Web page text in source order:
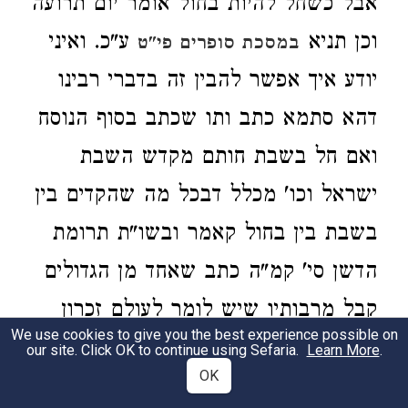
וכן תניא במסכת סופרים פי"ט ע"כ. ואיני
יודע איך אפשר להבין זה בדברי רבינו
דהא סתמא כתב ותו שכתב בסוף הנוסח
ואם חל בשבת חותם מקדש השבת
ישראל וכו' מכלל דבכל מה שהקדים בין
בשבת בין בחול קאמר ובשו"ת תרומת
הדשן סי' קמ"ה כתב שאחד מן הגדולים
קבל מרבותיו שיש לומר לעולם זכרון
תרועה מקרא קדש דהכי כתיב קרא אבל
מקרא קדש גבי יום תרועה לא כתיב
We use cookies to give you the best experience possible on
our site. Click OK to continue using Sefaria. Learn More.
OK